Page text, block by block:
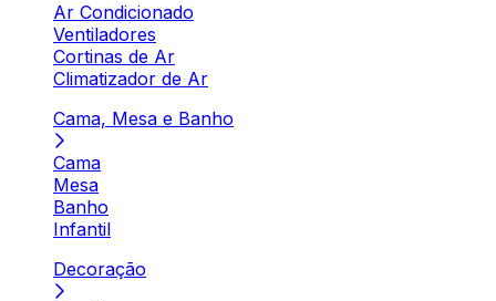
Ar Condicionado
Ventiladores
Cortinas de Ar
Climatizador de Ar
Cama, Mesa e Banho
Cama
Mesa
Banho
Infantil
Decoração